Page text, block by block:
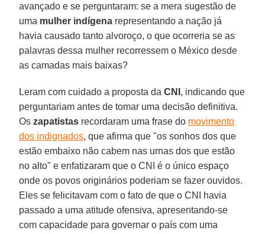
avançado e se perguntaram: se a mera sugestão de
uma mulher indígena representando a nação já
havia causado tanto alvoroço, o que ocorreria se as
palavras dessa mulher recorressem o México desde
as camadas mais baixas?
Leram com cuidado a proposta daCNI , indicando que
perguntariam antes de tomar uma decisão definitiva.
Oszapatistas recordaram uma frase do movimento
dos indignados, que afirma que "os sonhos dos que
estão embaixo não cabem nas urnas dos que estão
no alto" e enfatizaram que o CNI é o único espaço
onde os povos originários poderiam se fazer ouvidos.
Eles se felicitavam com o fato de que o CNI havia
passado a uma atitude ofensiva, apresentando-se
com capacidade para governar o país com uma